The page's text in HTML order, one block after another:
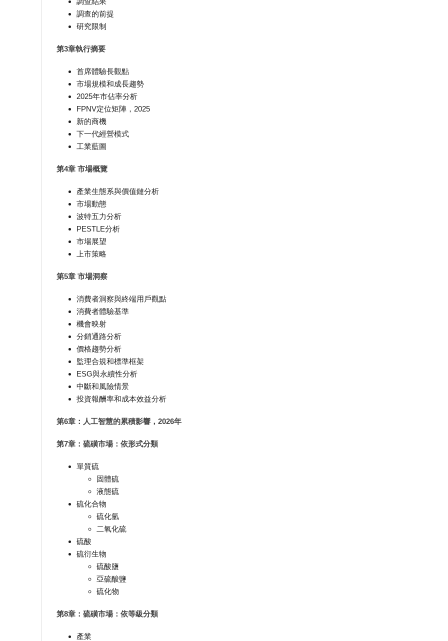
調查的前提
研究限制
第3章執行摘要
首席體驗長觀點
市場規模和成長趨勢
2025年市佔率分析
FPNV定位矩陣，2025
新的商機
下一代經營模式
工業藍圖
第4章 市場概覽
產業生態系與價值鏈分析
市場動態
波特五力分析
PESTLE分析
市場展望
上市策略
第5章 市場洞察
消費者洞察與終端用戶觀點
消費者體驗基準
機會映射
分銷通路分析
價格趨勢分析
監理合規和標準框架
ESG與永續性分析
中斷和風險情景
投資報酬率和成本效益分析
第6章：人工智慧的累積影響，2026年
第7章：硫磺市場：依形式分類
單質硫
固體硫
液態硫
硫化合物
硫化氫
二氧化硫
硫酸
硫衍生物
硫酸鹽
亞硫酸鹽
硫化物
第8章：硫磺市場：依等級分類
產業